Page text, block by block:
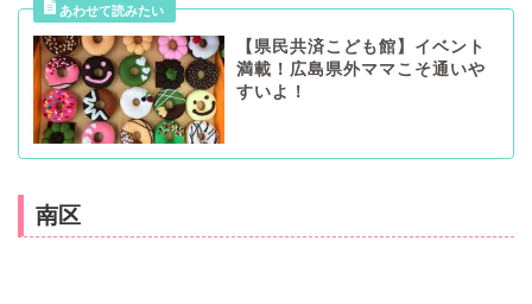
【県民共済こども館】イベント
満載！広島県外ママこそ通いや
すいよ！
南区